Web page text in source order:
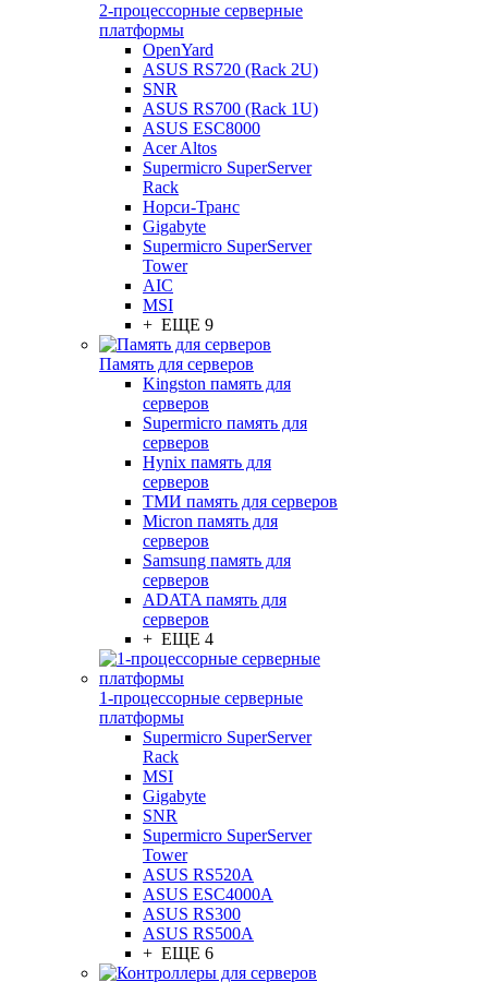
2-процессорные серверные
платформы
OpenYard
ASUS RS720 (Rack 2U)
SNR
ASUS RS700 (Rack 1U)
ASUS ESC8000
Acer Altos
Supermicro SuperServer
Rack
Норси-Транс
Gigabyte
Supermicro SuperServer
Tower
AIC
MSI
+ ЕЩЕ 9
Память для серверов
Kingston память для
серверов
Supermicro память для
серверов
Hynix память для
серверов
ТМИ память для серверов
Micron память для
серверов
Samsung память для
серверов
ADATA память для
серверов
+ ЕЩЕ 4
1-процессорные серверные
платформы
Supermicro SuperServer
Rack
MSI
Gigabyte
SNR
Supermicro SuperServer
Tower
ASUS RS520A
ASUS ESC4000A
ASUS RS300
ASUS RS500A
+ ЕЩЕ 6